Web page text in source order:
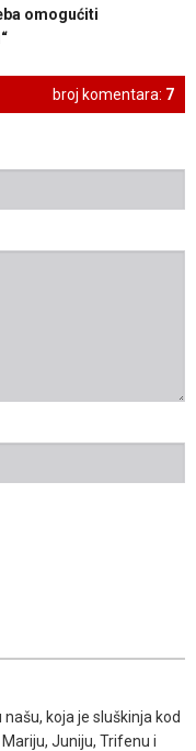
omogućiti
broj komentara: 7
našu, koja je sluškinja kod
Juniju, Trifenu i